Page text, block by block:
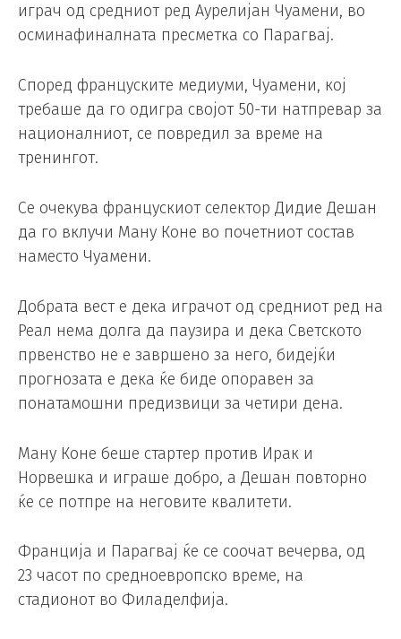
играч од средниот ред Аурелијан Чуамени, во
осминафиналната пресметка со Парагвај.
Според француските медиуми, Чуамени, кој
требаше да го одигра својот 50-ти натпревар за
националниот, се повредил за време на
тренингот.
Се очекува францускиот селектор Дидие Дешан
да го вклучи Ману Коне во почетниот состав
наместо Чуамени.
Добрата вест е дека играчот од средниот ред на
Реал нема долга да паузира и дека Светското
првенство не е завршено за него, бидејќи
прогнозата е дека ќе биде опоравен за
понатамошни предизвици за четири дена.
Ману Коне беше стартер против Ирак и
Норвешка и играше добро, а Дешан повторно
ќе се потпре на неговите квалитети.
Франција и Парагвај ќе се соочат вечерва, од
23 часот по средноевропско време, на
стадионот во Филаделфија.